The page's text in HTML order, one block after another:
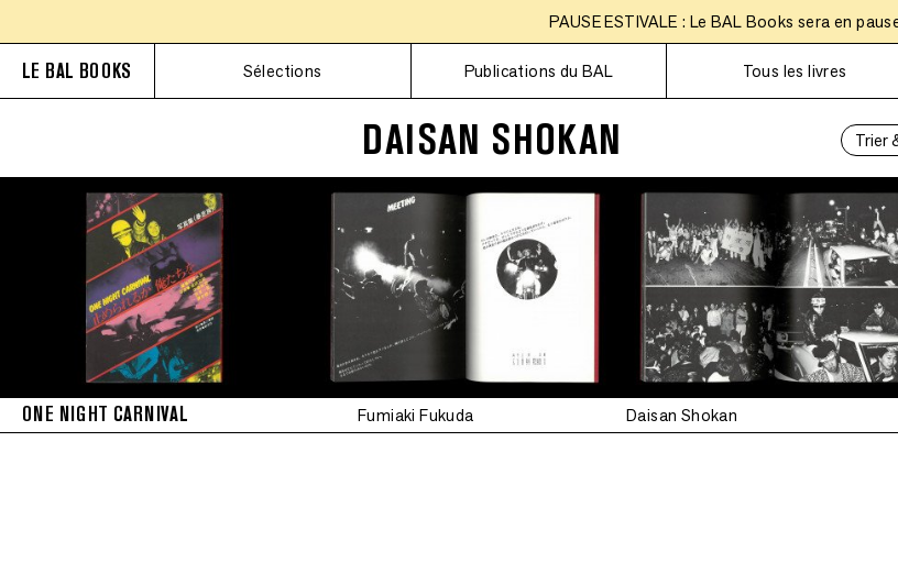
PAUSE ESTIVALE : Le BAL Books sera en
LE BAL BOOKS Sélections Publications du BAL Tous les livres
Abonnements
DAISAN SHOKAN Trier
ONE NIGHT CARNIVAL Fumiaki Fukuda Daisan Shokan